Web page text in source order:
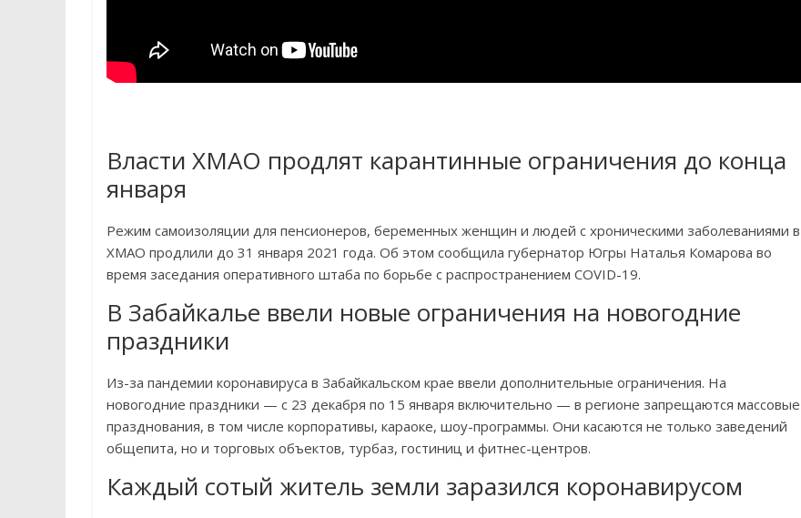
Власти ХМАО продлят карантинные ограничения до конца
января
Режим самоизоляции для пенсионеров, беременных женщин и людей с хроническими заболеваниями в
ХМАО продлили до 31 января 2021 года. Об этом сообщила губернатор Югры Наталья Комарова во
время заседания оперативного штаба по борьбе с распространением COVID-19.
В Забайкалье ввели новые ограничения на новогодние
праздники
Из-за пандемии коронавируса в Забайкальском крае ввели дополнительные ограничения. На
новогодние праздники — с 23 декабря по 15 января включительно — в регионе запрещаются массовые
празднования, в том числе корпоративы, караоке, шоу-программы. Они касаются не только заведений
общепита, но и торговых объектов, турбаз, гостиниц и фитнес-центров.
Каждый сотый житель земли заразился коронавирусом